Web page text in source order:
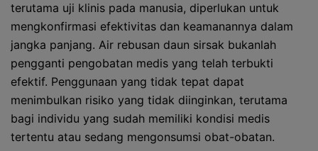
terutama uji klinis pada manusia, diperlukan untuk
mengkonfirmasi efektivitas dan keamanannya dalam
jangka panjang. Air rebusan daun sirsak bukanlah
pengganti pengobatan medis yang telah terbukti
efektif. Penggunaan yang tidak tepat dapat
menimbulkan risiko yang tidak diinginkan, terutama
bagi individu yang sudah memiliki kondisi medis
tertentu atau sedang mengonsumsi obat-obatan.